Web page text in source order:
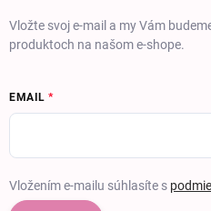
Vložte svoj e-mail a my Vám
produktoch na našom e-shope.
EMAIL
Vložením e-mailu súhlasíte s